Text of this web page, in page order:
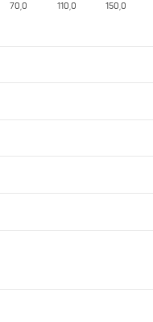
70,0 110,0 150,0